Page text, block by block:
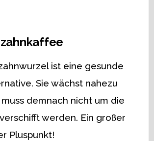
ist eine gesunde
Sie wächst nahezu
demnach nicht um die
werden. Ein großer
Pluspunkt!